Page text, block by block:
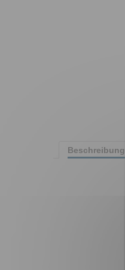
Beschreibung